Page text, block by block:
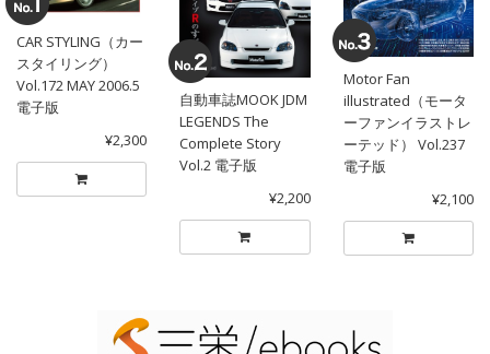
CAR STYLING（カー
スタイリング）
Vol.172 MAY 2006.5
電子版
¥2,300
自動車誌MOOK JDM
LEGENDS The
Complete Story
Vol.2 電子版
¥2,200
Motor Fan
illustrated（モータ
ーファンイラストレ
ーテッド） Vol.237
電子版
¥2,100